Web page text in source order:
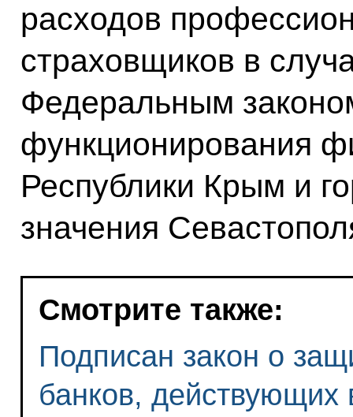
расходов
страховщиков в
Федеральным
функционирования
Республики Крым и
значения
Смотрите также:
Подписан закон о
банков, действующих